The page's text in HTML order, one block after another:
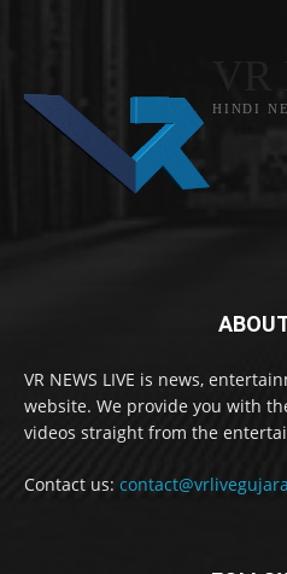
HINDI
VR NEWS LIVE is news,
website. We provide you with
videos straight from the
Contact us: